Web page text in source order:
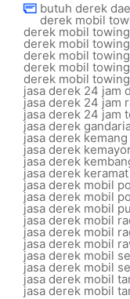
butuh derek
derek mobil
derek mobil
derek mobil
derek mobil
derek mobil
derek mobil
jasa derek 24 jam
jasa derek 24 jam
jasa derek 24 jam
jasa derek
jasa derek
jasa derek
jasa derek
jasa derek
jasa derek mobil
jasa derek mobil
jasa derek mobil
jasa derek mobil
jasa derek mobil
jasa derek mobil
jasa derek mobil
jasa derek mobil
jasa derek mobil
jasa derek mobil